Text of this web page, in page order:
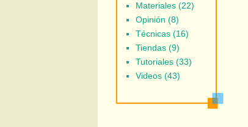
Materiales (22)
Opinión (8)
Técnicas (16)
Tiendas (9)
Tutoriales (33)
Videos (43)